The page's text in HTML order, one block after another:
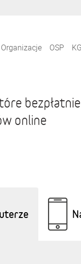
Organizacje OSP
online